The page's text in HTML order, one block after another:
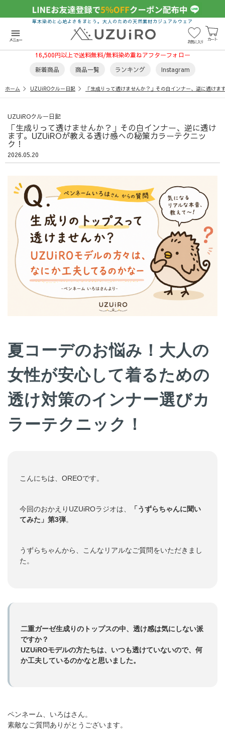
menu
メニュー お気に入り カート
草木染めと心地よさをまとう。大人のための天然素材カジュアルウェア
16,500円以上で送料無料/無料染め重ねアフターフォロー
新着商品
商品一覧 ランキング Instagram
ホーム UZUiROクルー日記 「生成りって透けませんか？」その白インナー、逆に透け
UZUiROクルー日記
「生成りって透けませんか？」その白インナー、逆に透け
ます。UZUiROが教える透け感への秘策カラーテクニッ
ク！
2026.05.20
夏コーデのお悩み！大人の
女性が安心して着るための
透け対策のインナー選びカ
ラーテクニック！
こんにちは、OREOです。
今回のおかえりUZUiROラジオは、
「うずらちゃんに聞い
てみた」第3弾。
うずらちゃんから、こんなリアルなご質問をいただきまし
た。
二重ガーゼ生成りのトップスの中、透け感は気にしない派
ですか？
UZUiROモデルの方たちは、いつも透けていないので、何
か工夫しているのかなと思いました。
ペンネーム、いろはさん。
素敵なご質問ありがとうございます。